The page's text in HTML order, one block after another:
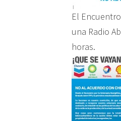
El
una Radio
horas.